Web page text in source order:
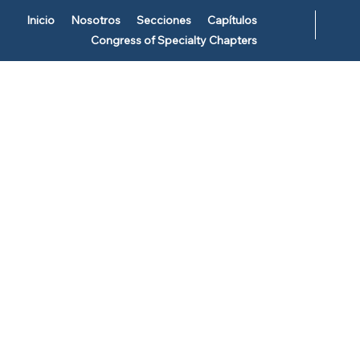
Inicio Nosotros Secciones
Capítulos
Congress of Specialty Chapters